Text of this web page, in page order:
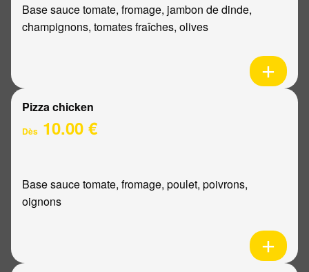
Base sauce tomate, fromage, jambon de dinde,
champignons, tomates fraîches, olives
Pizza chicken
Dès 10.00 €
Base sauce tomate, fromage, poulet, poivrons,
oignons